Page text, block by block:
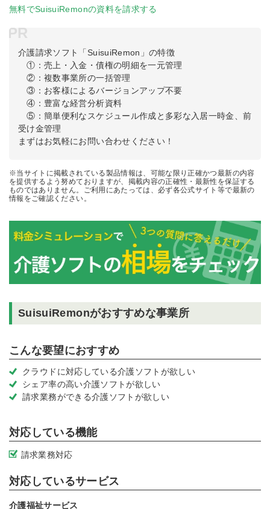
無料でSuisuiRemonの資料を請求する
PR
介護請求ソフト「SuisuiRemon」の特徴
①：売上・入金・債権の明細を一元管理
②：複数事業所の一括管理
③：お客様によるバージョンアップ不要
④：豊富な経営分析資料
⑤：簡単便利なスケジュール作成と多彩な入居一時金、前
受け金管理
まずはお気軽にお問い合わせください！
※当サイトに掲載されている製品情報は、可能な限り正確かつ最新の内容
を提供するよう努めておりますが、掲載内容の正確性・最新性を保証する
ものではありません。ご利用にあたっては、必ず各公式サイト等で最新の
情報をご確認ください。
SuisuiRemonがおすすめな事業所
こんな要望におすすめ
クラウドに対応している介護ソフトが欲しい
シェア率の高い介護ソフトが欲しい
請求業務ができる介護ソフトが欲しい
対応している機能
請求業務対応
対応しているサービス
介護福祉サービス